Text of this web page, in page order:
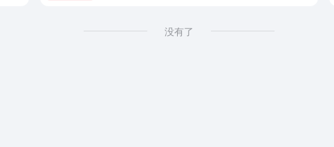
没有了